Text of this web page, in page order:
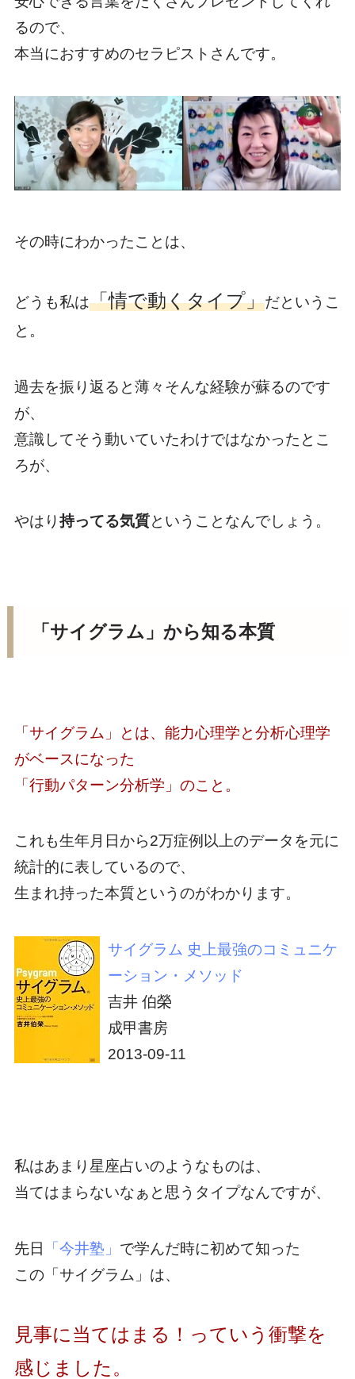
るので、
本当におすすめのセラピストさんです。
その時にわかったことは、
どうも私は「情で動くタイプ」だというこ
と。
過去を振り返ると薄々そんな経験が蘇るのです
が、
意識してそう動いていたわけではなかったとこ
ろが、
やはり持ってる気質ということなんでしょう。
「サイグラム」から知る本質
「サイグラム」とは、能力心理学と分析心理学
がベースになった
「行動パターン分析学」のこと。
これも生年月日から2万症例以上のデータを元に
統計的に表しているので、
生まれ持った本質というのがわかります。
サイグラム 史上最強のコミュニケ
ーション・メソッド
吉井 伯榮
成甲書房
2013-09-11
私はあまり星座占いのようなものは、
当てはまらないなぁと思うタイプなんですが、
先日 「今井塾」 で学んだ時に初めて知った
この「サイグラム」は、
見事に当てはまる！っていう衝撃を
感じました。